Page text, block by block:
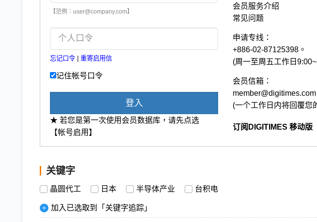
【范例：user@company.com】
忘记口令 重寄启用信
记住帐号口令
登入
★ 若您是第一次使用会员数据库，请先点选
【帐号启用】
会员服务介绍
常见问题
申请专线：
+886-02-87125398。
(周一至周五工作日
会员信箱：
member@digitimes.com
(一个工作日内将回覆您
订阅DIGITIMES 移动版
关键字
晶圆代工 日本 半导体产业 台积电
加入已选取到「关键字追踪」